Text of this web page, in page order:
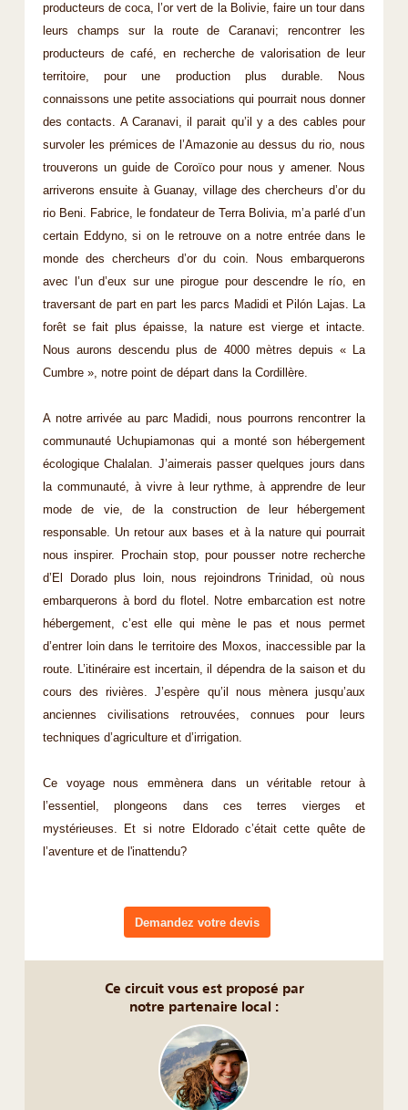
producteurs de coca, l’or vert de la Bolivie, faire un tour dans
leurs champs sur la route de Caranavi; rencontrer les
producteurs de café, en recherche de valorisation de leur
territoire, pour une production plus durable. Nous
connaissons une petite associations qui pourrait nous donner
des contacts. A Caranavi, il parait qu’il y a des cables pour
survoler les prémices de l’Amazonie au dessus du rio, nous
trouverons un guide de Coroïco pour nous y amener. Nous
arriverons ensuite à Guanay, village des chercheurs d’or du
rio Beni. Fabrice, le fondateur de Terra Bolivia, m’a parlé d’un
certain Eddyno, si on le retrouve on a notre entrée dans le
monde des chercheurs d’or du coin. Nous embarquerons
avec l’un d’eux sur une pirogue pour descendre le río, en
traversant de part en part les parcs Madidi et Pilón Lajas. La
forêt se fait plus épaisse, la nature est vierge et intacte.
Nous aurons descendu plus de 4000 mètres depuis « La
Cumbre », notre point de départ dans la Cordillère.
A notre arrivée au parc Madidi, nous pourrons rencontrer la
communauté Uchupiamonas qui a monté son hébergement
écologique Chalalan. J’aimerais passer quelques jours dans
la communauté, à vivre à leur rythme, à apprendre de leur
mode de vie, de la construction de leur hébergement
responsable. Un retour aux bases et à la nature qui pourrait
nous inspirer. Prochain stop, pour pousser notre recherche
d’El Dorado plus loin, nous rejoindrons Trinidad, où nous
embarquerons à bord du flotel. Notre embarcation est notre
hébergement, c’est elle qui mène le pas et nous permet
d’entrer loin dans le territoire des Moxos, inaccessible par la
route. L’itinéraire est incertain, il dépendra de la saison et du
cours des rivières. J’espère qu’il nous mènera jusqu’aux
anciennes civilisations retrouvées, connues pour leurs
techniques d’agriculture et d’irrigation.
Ce voyage nous emmènera dans un véritable retour à
l’essentiel, plongeons dans ces terres vierges et
mystérieuses. Et si notre Eldorado c’était cette quête de
l’aventure et de l'inattendu?
Demandez votre devis
Ce circuit vous est proposé par
notre partenaire local :